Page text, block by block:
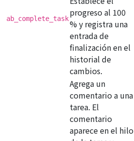
ab_complete_task
progreso al 100
% y registra una
entrada de
finalización en el
historial de
cambios.
Agrega un
comentario a una
tarea. El
comentario
aparece en el hilo